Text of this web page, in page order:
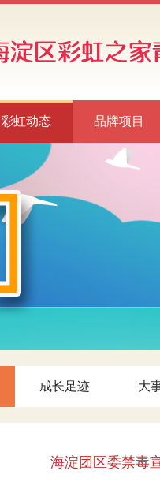
彩虹动态 品牌项目
成长足迹 大
海淀团区委禁毒